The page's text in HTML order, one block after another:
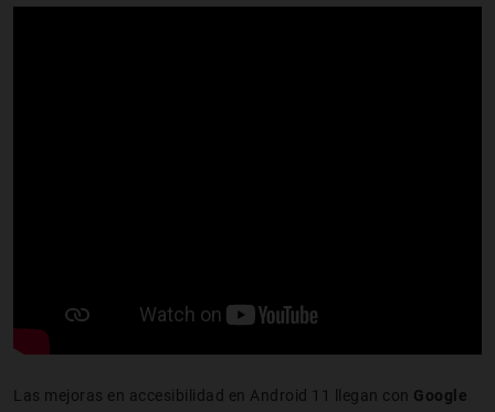
Las mejoras en accesibilidad en Android 11 llegan con Google